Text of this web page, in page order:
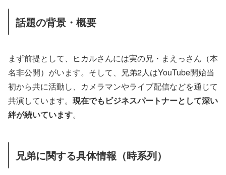
話題の背景・概要
まず前提として、ヒカルさんには実の兄・まえっさん（本
名非公開）がいます。そして、兄弟2人はYouTube開始当
初から共に活動し、カメラマンやライブ配信などを通じて
共演しています。 現在でもビジネスパートナーとして深い
絆が続いています。
兄弟に関する具体情報（時系列）